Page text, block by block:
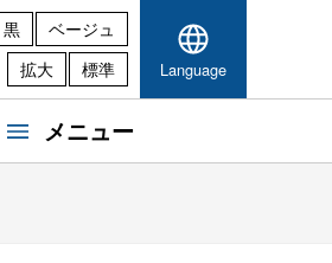
黒
ベージュ
拡大 標準 Language
メニュー